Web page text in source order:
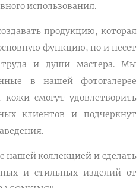
использования.
продукцию, которая
функцию, но и несет
труда и души мастера. Мы
в нашей фотогалерее
смогут удовлетворить
клиентов и подчеркнут
нашей коллекцией и сделать
и стильных изделий от